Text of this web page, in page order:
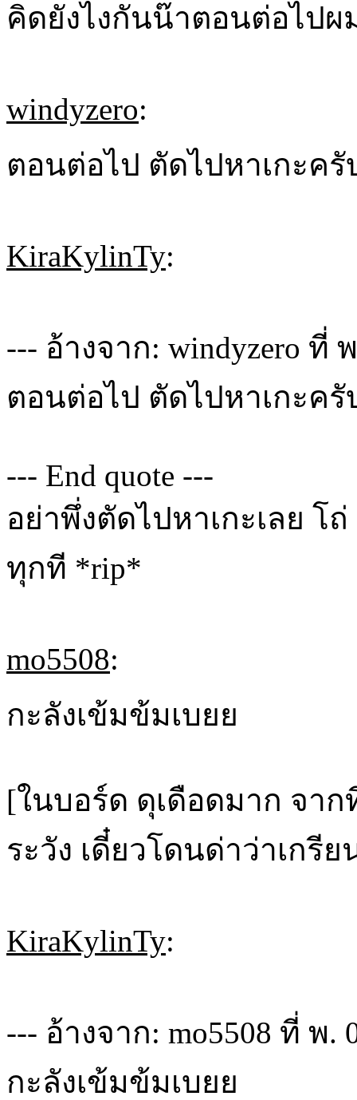
คิดยังไงกันน๊าตอนต่อไปผ
windyzero:
ตอนต่อไป ตัดไปหาเกะครั
KiraKylinTy:
--- อ้างจาก: windyzero ที่
ตอนต่อไป ตัดไปหาเกะครั
--- End quote ---
อย่าพึ่งตัดไปหาเกะเลย โ
ทุกที *rip*
mo5508:
กะลังเข้มข้มเบยย
[ในบอร์ด ดุเดือดมาก จา
ระวัง เดี๋ยวโดนด่าว่าเกรี
KiraKylinTy:
--- อ้างจาก: mo5508 ที่ พ.
กะลังเข้มข้มเบยย